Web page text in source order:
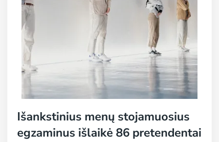
Išankstinius menų stojamuosius
egzaminus išlaikė 86 pretendentai